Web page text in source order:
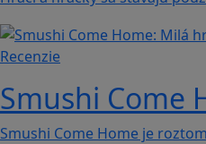
Recenzie
Smushi Come
Smushi Come Home je